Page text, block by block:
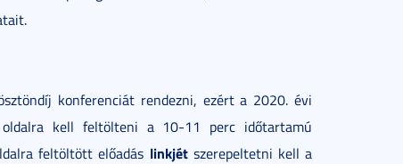
konferenciát rendezni, ezért a 2020. évi
oldalra kell feltölteni a 10-11 perc időtartamú
feltöltött előadás linkjétszerepeltetni kell a